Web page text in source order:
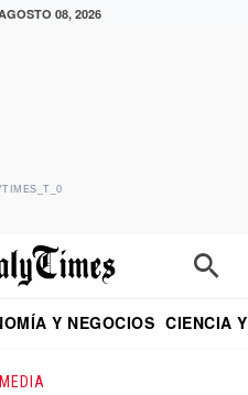
08, 2026
Y NEGOCIOS CIENCIA